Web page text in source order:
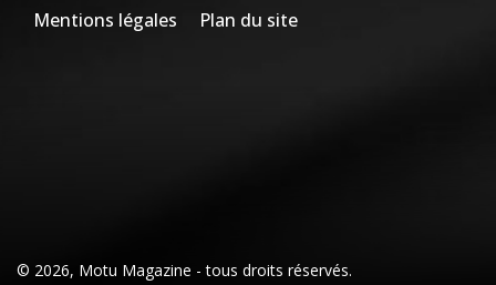
Mentions légales
Plan du site
© 2026, Motu Magazine - tous droits réservés.